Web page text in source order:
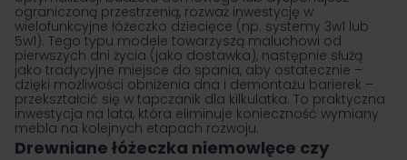
ograniczoną przestrzenią, rozważ inwestycję w
wielofunkcyjne łóżeczko dziecięce (np. systemy 3w1 lub
5w1). Tego typu modele towarzyszą maluchowi od
pierwszych dni życia (jako dostawka), następnie służą
jako tradycyjne miejsce do spania, aby ostatecznie –
dzięki możliwości obniżenia dna i demontażu barierek –
przekształcić się w tapczanik dla kilkulatka. To praktyczna
inwestycja na lata, która eliminuje konieczność wymiany
mebla na kolejnych etapach rozwoju.
Drewniane łóżeczka niemowlęce czy